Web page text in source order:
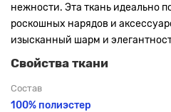
нежности. Эта ткань идеально
роскошных нарядов и
изысканный шарм и
Свойства ткани
Состав
100% полиэстер